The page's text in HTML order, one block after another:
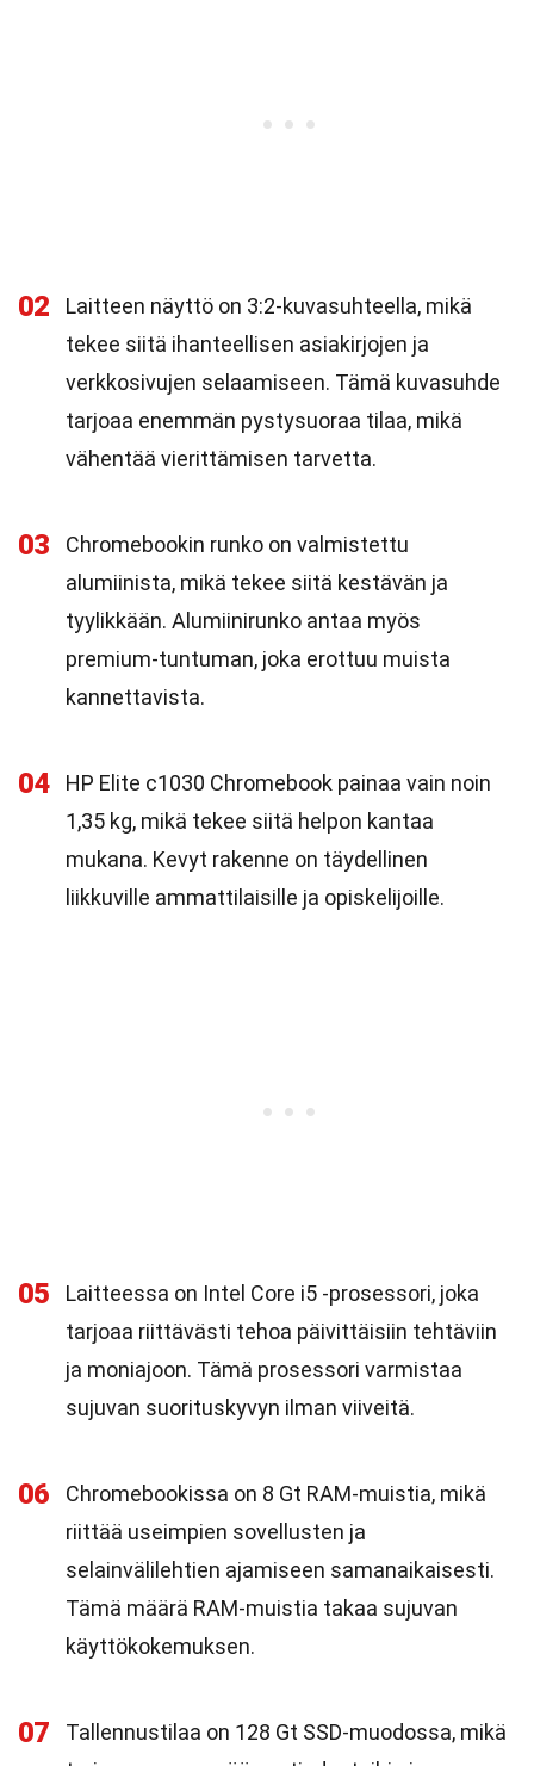
02
Laitteen näyttö on 3:2-kuvasuhteella, mikä
tekee siitä ihanteellisen asiakirjojen ja
verkkosivujen selaamiseen. Tämä kuvasuhde
tarjoaa enemmän pystysuoraa tilaa, mikä
vähentää vierittämisen tarvetta.
03
Chromebookin runko on valmistettu
alumiinista, mikä tekee siitä kestävän ja
tyylikkään. Alumiinirunko antaa myös
premium-tuntuman, joka erottuu muista
kannettavista.
04
HP Elite c1030 Chromebook painaa vain noin
1,35 kg, mikä tekee siitä helpon kantaa
mukana. Kevyt rakenne on täydellinen
liikkuville ammattilaisille ja opiskelijoille.
05
Laitteessa on Intel Core i5 -prosessori, joka
tarjoaa riittävästi tehoa päivittäisiin tehtäviin
ja moniajoon. Tämä prosessori varmistaa
sujuvan suorituskyvyn ilman viiveitä.
06
Chromebookissa on 8 Gt RAM-muistia, mikä
riittää useimpien sovellusten ja
selainvälilehtien ajamiseen samanaikaisesti.
Tämä määrä RAM-muistia takaa sujuvan
käyttökokemuksen.
07
Tallennustilaa on 128 Gt SSD-muodossa, mikä